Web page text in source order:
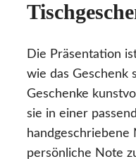
Die Präsentation
wie das Geschenk
Geschenke
sie in einer
handgeschriebene
persönliche Note